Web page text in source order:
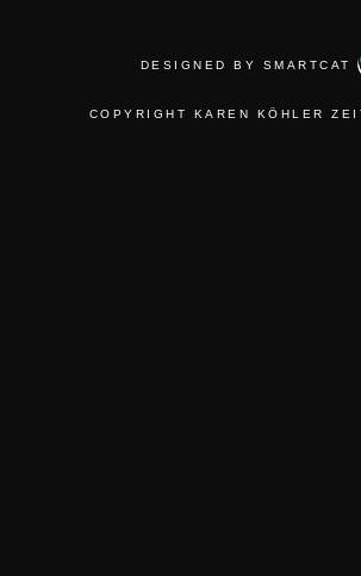
DESIGNED BY SMARTCAT
COPYRIGHT KAREN KÖHLER